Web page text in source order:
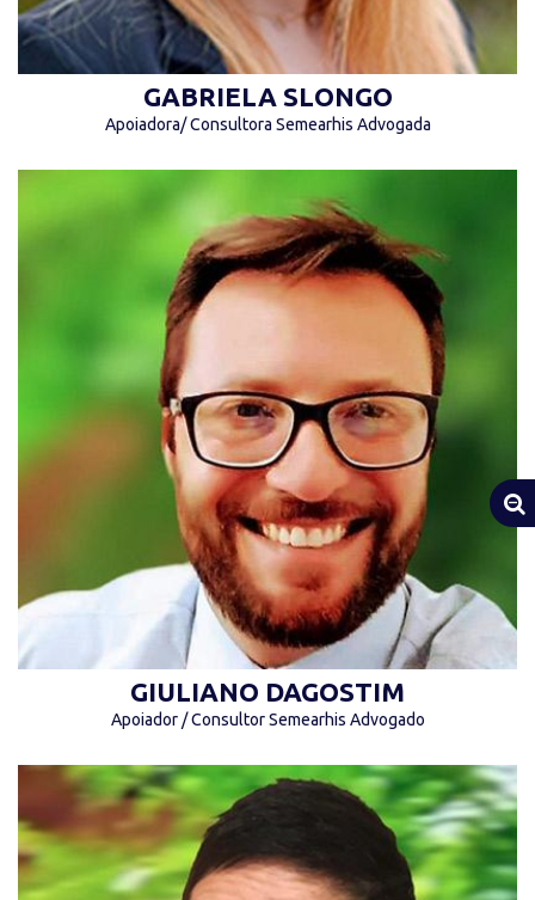
GABRIELA SLONGO
Apoiadora/ Consultora Semearhis Advogada
“Unidos estamos além das limitações
humanas” (Autor desconhecido)
GIULIANO DAGOSTIM
Apoiador / Consultor Semearhis Advogado